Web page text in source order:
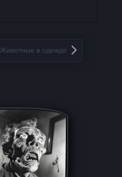
Животные в одежде